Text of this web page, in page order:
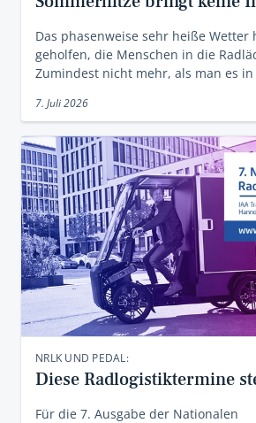
Das phasenweise sehr heiße Wetter
geholfen, die Menschen in die
Zumindest nicht mehr, als man es
7. Juli 2026
NRLK UND PEDAL:
Diese Radlogistiktermine
Für die 7. Ausgabe der Nationalen